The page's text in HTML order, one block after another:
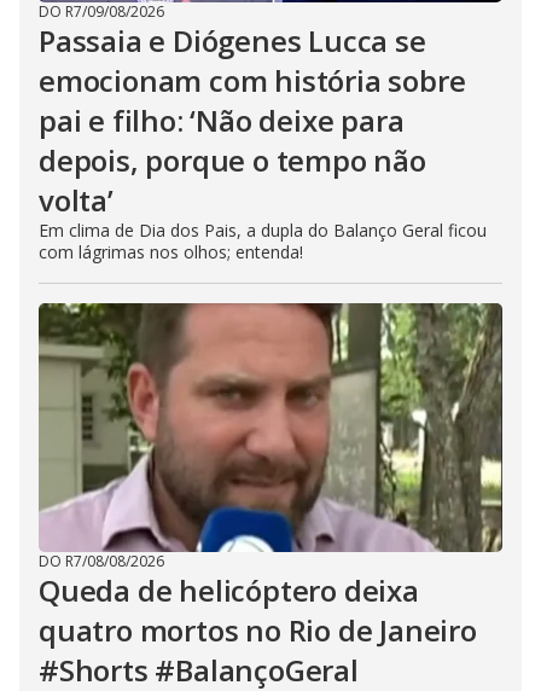
DO R7/09/08/2026
Passaia e Diógenes Lucca se
emocionam com história sobre
pai e filho: ‘Não deixe para
depois, porque o tempo não
volta’
Em clima de Dia dos Pais, a dupla do Balanço Geral ficou
com lágrimas nos olhos; entenda!
DO R7/08/08/2026
Queda de helicóptero deixa
quatro mortos no Rio de Janeiro
#Shorts #BalançoGeral